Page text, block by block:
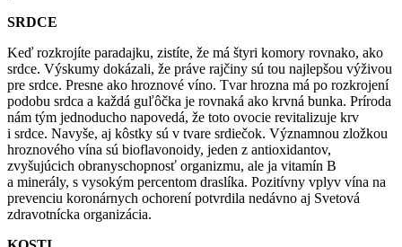
SRDCE
Keď rozkrojíte paradajku, zistíte, že má štyri komory rovnako, ako
srdce. Výskumy dokázali, že práve rajčiny sú tou najlepšou výživou
pre srdce. Presne ako hroznové víno. Tvar hrozna má po rozkrojení
podobu srdca a každá guľôčka je rovnaká ako krvná bunka. Príroda
nám tým jednoducho napovedá, že toto ovocie revitalizuje krv
i srdce. Navyše, aj kôstky sú v tvare srdiečok. Významnou zložkou
hroznového vína sú bioflavonoidy, jeden z antioxidantov,
zvyšujúcich obranyschopnosť organizmu, ale ja vitamín B
a minerály, s vysokým percentom draslíka. Pozitívny vplyv vína na
prevenciu koronárnych ochorení potvrdila nedávno aj Svetová
zdravotnícka organizácia.